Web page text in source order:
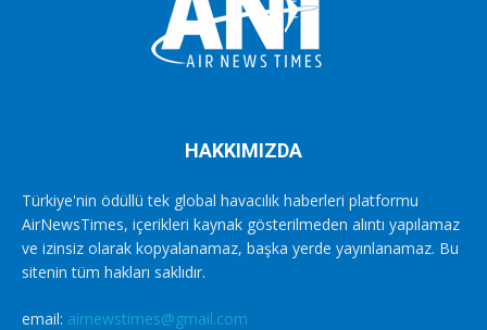
HAKKIMIZDA
Türkiye'nin ödüllü tek global havacılık haberleri platformu
AirNewsTimes, içerikleri kaynak gösterilmeden alıntı yapılamaz
ve izinsiz olarak kopyalanamaz, başka yerde yayınlanamaz. Bu
sitenin tüm hakları saklıdır.
email: airnewstimes@gmail.com